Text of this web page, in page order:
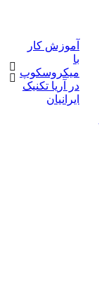
آموزش کار
با
میکروسکوپ
در آریا تکنیک
ایرانیان